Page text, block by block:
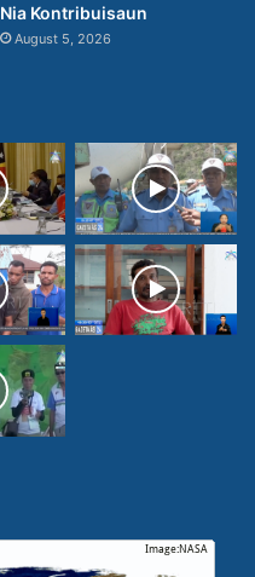
Nia Kontribuisaun
August 5, 2026